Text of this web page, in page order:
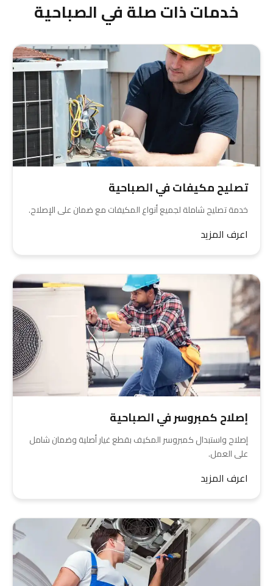
خدمات ذات صلة في الصباحية
تصليح مكيفات في الصباحية
خدمة تصليح شاملة لجميع أنواع المكيفات مع ضمان على الإصلاح.
اعرف المزيد
إصلاح كمبروسر في الصباحية
إصلاح واستبدال كمبروسر المكيف بقطع غيار أصلية وضمان شامل
على العمل.
اعرف المزيد